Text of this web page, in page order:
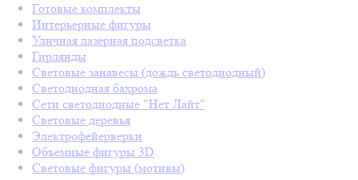
Готовые комплекты
Интерьерные фигуры
Уличная лазерная подсветка
Гирлянды
Световые занавесы (дождь светодиодный)
Светодиодная бахрома
Сети светодиодные "Нет Лайт"
Световые деревья
Электрофейерверки
Объемные фигуры 3D
Световые фигуры (мотивы)